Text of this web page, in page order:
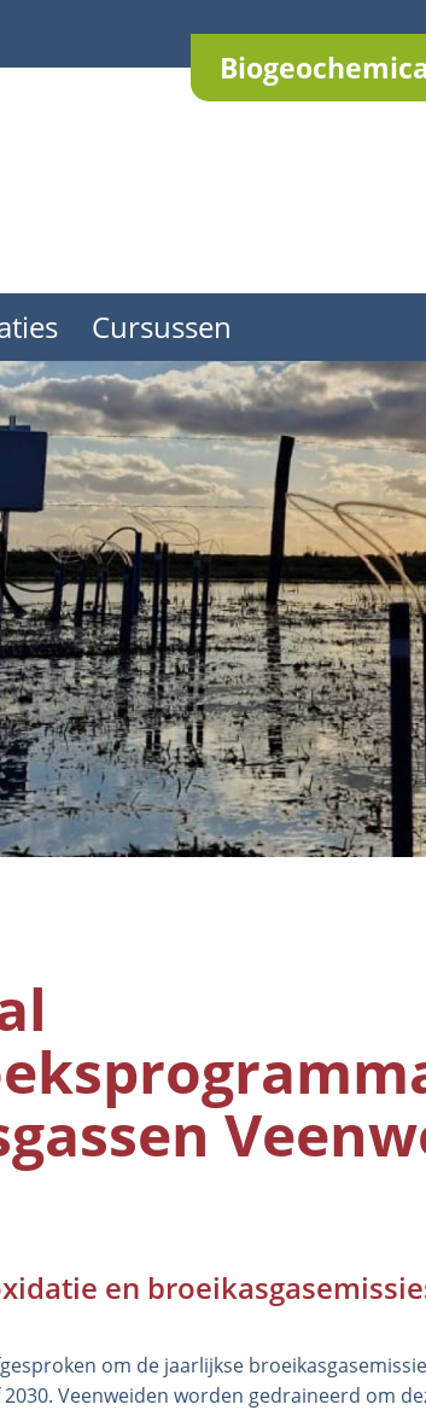
Cursussen
en
om de jaarlijkse
Veenweiden worden gedraineerd om